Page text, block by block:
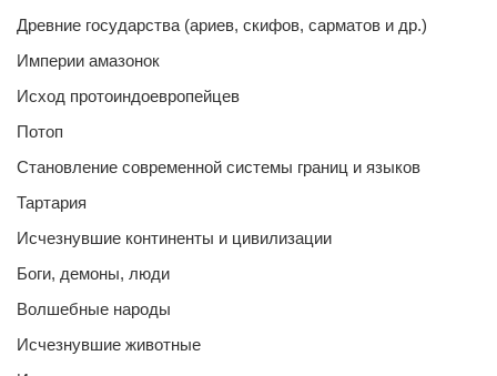
Древние государства (ариев, скифов, сарматов и др.)
Империи амазонок
Исход протоиндоевропейцев
Потоп
Становление современной системы границ и языков
Тартария
Исчезнувшие континенты и цивилизации
Боги, демоны, люди
Волшебные народы
Исчезнувшие животные